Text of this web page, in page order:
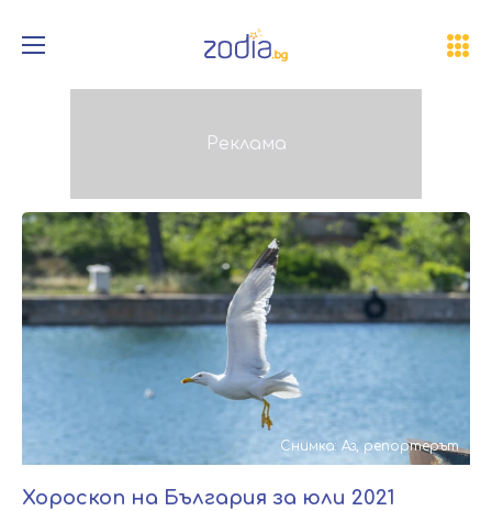
Снимка: Аз, репортерът
Хороскоп на България за юли 2021